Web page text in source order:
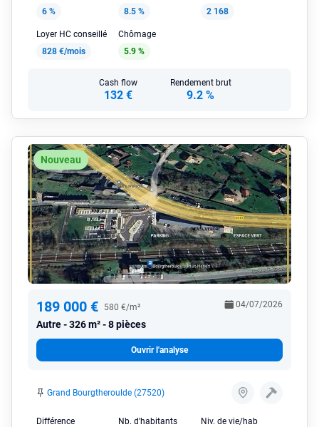
6 %
8.5 %
2 168
Loyer HC conseillé
828 €/mois
Chômage
5.9 %
Cash flow
132 €
Rendement brut
9.2 %
Nouveau
189 000 € 580 €/m²
Autre 326 m² - 8 pièces
04/07/2026
Ouvrir l'analyse
Grand Bourgtheroulde (27520)
Différence
Nb. d'habitants
Niv. de vie/hab